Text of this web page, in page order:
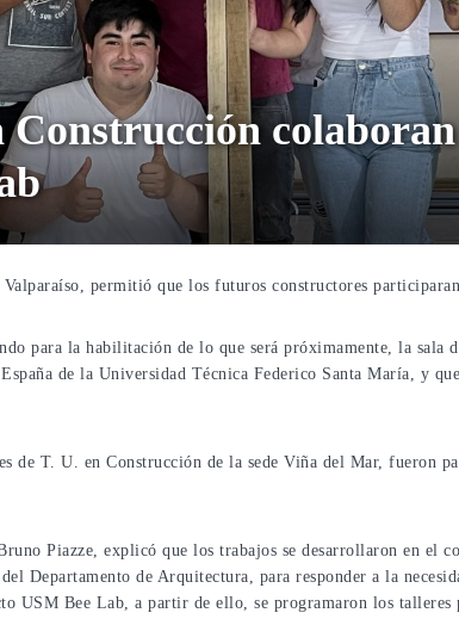
Construcción
permitió que los futuros constructores
para la habilitación de lo que será próximamente, la sala
de la Universidad Técnica Federico Santa María, y
de T. U. en Construcción de la sede Viña del Mar, fueron
Piazze, explicó que los trabajos se desarrollaron en el
Departamento de Arquitectura, para responder a la
USM Bee Lab, a partir de ello, se programaron los